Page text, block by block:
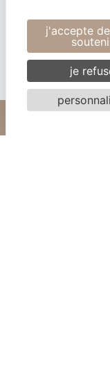
Bienvenue à
notre équipe
cœur de la
j'accepte
je